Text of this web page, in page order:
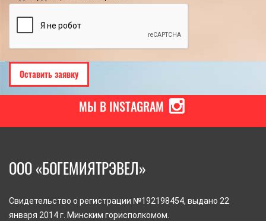
МЫ В INSTAGRAM
ООО «БОГЕМИЯТРЭВЕЛ»
Свидетельство о регистрации №192198454, выдано 22
января 2014 г. Минским горисполкомом.